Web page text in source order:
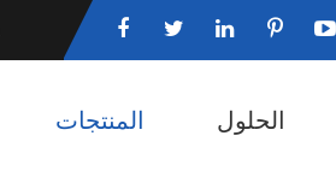
المنتجات الحلول